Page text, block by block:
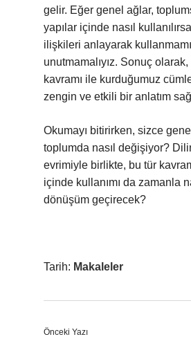
gelir. Eğer genel ağlar,
yapılar içinde nasıl
ilişkileri anlayarak
unutmamalıyız. Sonuç
kavramı ile kurduğumuz
zengin ve etkili bir anlatım
Okumayı bitirirken, sizce
toplumda nasıl değişiyor?
evrimiyle birlikte, bu tür
içinde kullanımı da zamanla
dönüşüm geçirecek?
Tarih: Makaleler
Önceki Yazı